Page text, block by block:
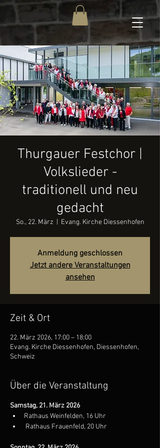
Thurgauer Festchor |
Volkslieder -
traditionell und neu
gedacht
So., 22. März Evang. Kirche Diessenhofen
Anmeldung geschlossen
Jetzt andere Veranstaltungen
ansehen
Zeit & Ort
22. März 2026, 17:00 – 18:00
Evang. Kirche Diessenhofen, Diessenhofen,
Schweiz
Über die Veranstaltung
Samstag, 21. März 2026
Rathaus Weinfelden, 16 Uhr
Rathaus Frauenfeld, 20 Uhr